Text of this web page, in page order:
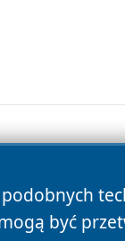
podobnych
być